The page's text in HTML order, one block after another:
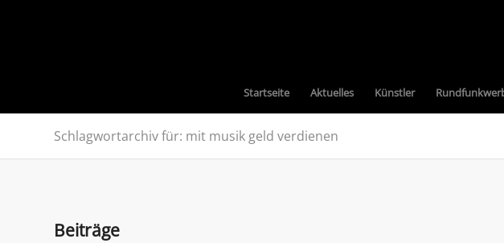
Startseite Aktuelles Künstler
Schlagwortarchiv für: mit musik geld verdienen
Beiträge